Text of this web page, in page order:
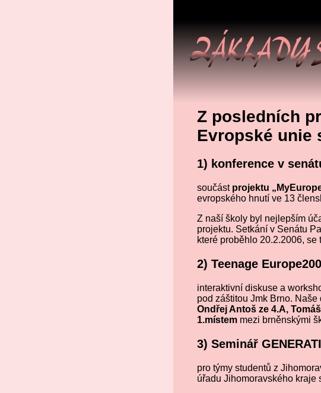
Z posledních
Evropské unie
1) konference v
součást projektu
evropského hnutí ve 13
Z naší školy byl nejlepším
projektu. Setkání v Senátu
které proběhlo 20.2.2006,
2) Teenage
interaktivní diskuse a
pod záštitou Jmk Brno. Naše
Ondřej Antoš ze 4.A,
1.místem mezi brněnskými
3) Seminář
pro týmy studentů z
úřadu Jihomoravského kraje